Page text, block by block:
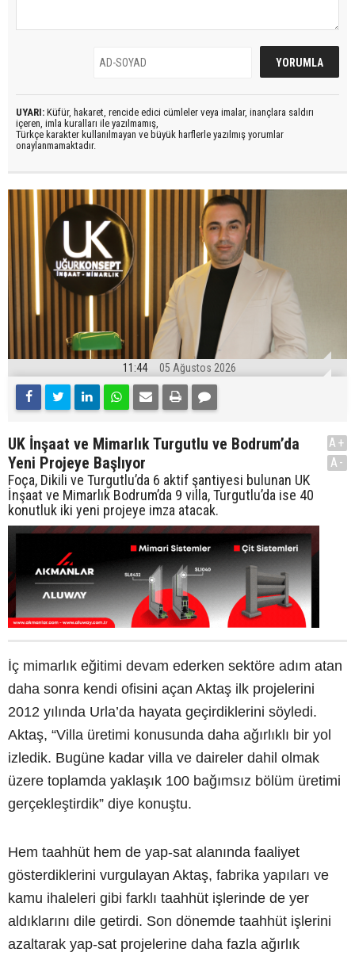
UYARI: Küfür, hakaret, rencide edici cümleler veya imalar, inançlara saldırı
içeren, imla kuralları ile yazılmamış,
Türkçe karakter kullanılmayan ve büyük harflerle yazılmış yorumlar
onaylanmamaktadır.
11:44 05 Ağustos 2026
UK İnşaat ve Mimarlık Turgutlu ve Bodrum’da
Yeni Projeye Başlıyor
Foça, Dikili ve Turgutlu’da 6 aktif şantiyesi bulunan UK
İnşaat ve Mimarlık Bodrum’da 9 villa, Turgutlu’da ise 40
konutluk iki yeni projeye imza atacak.
A+
A-
İç mimarlık eğitimi devam ederken sektöre adım atan
daha sonra kendi ofisini açan Aktaş ilk projelerini
2012 yılında Urla’da hayata geçirdiklerini söyledi.
Aktaş, “Villa üretimi konusunda daha ağırlıklı bir yol
izledik. Bugüne kadar villa ve daireler dahil olmak
üzere toplamda yaklaşık 100 bağımsız bölüm üretimi
gerçekleştirdik” diye konuştu.
Hem taahhüt hem de yap-sat alanında faaliyet
gösterdiklerini vurgulayan Aktaş, fabrika yapıları ve
kamu ihaleleri gibi farklı taahhüt işlerinde de yer
aldıklarını dile getirdi. Son dönemde taahhüt işlerini
azaltarak yap-sat projelerine daha fazla ağırlık